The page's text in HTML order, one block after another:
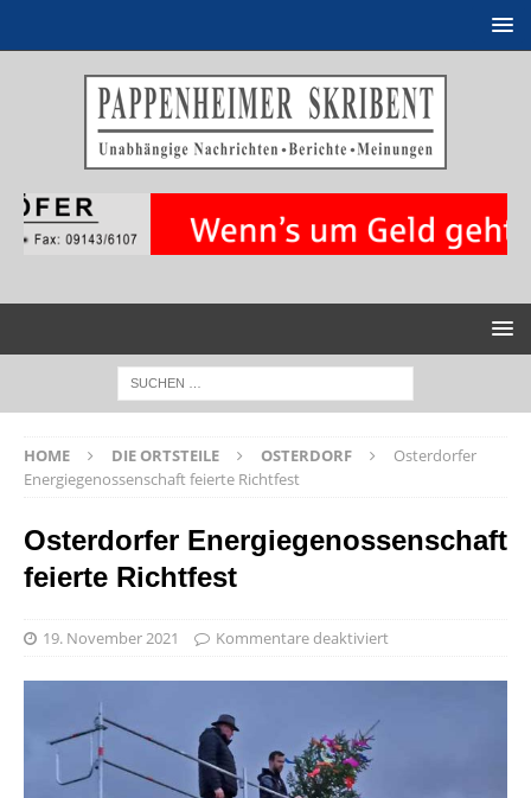
HOME DIE ORTSTEILE OSTERDORF
Osterdorfer
Energiegenossenschaft feierte Richtfest
Osterdorfer Energiegenossenschaft
feierte Richtfest
19. November 2021 Kommentare deaktiviert